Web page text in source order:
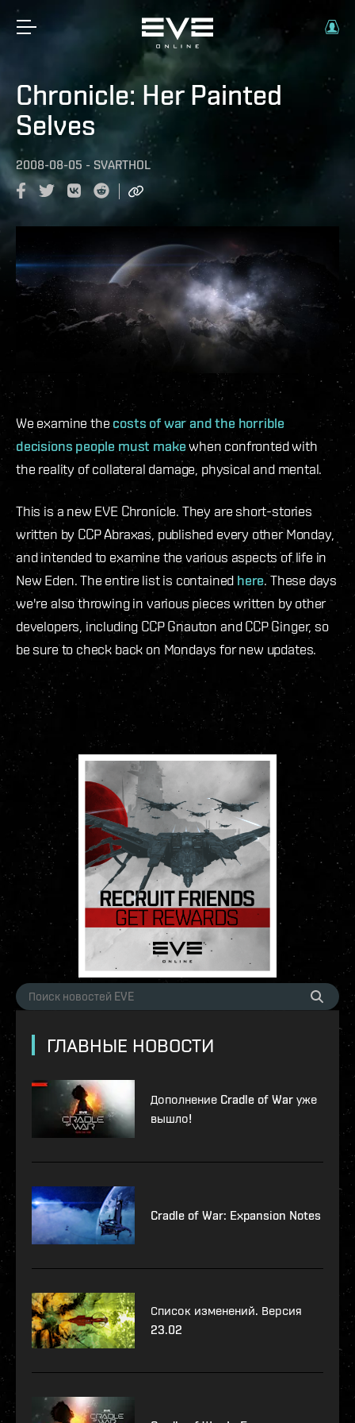
Chronicle: Her Painted
Selves
2008-08-05 - SVARTHOL
We examine thecosts of war and the horrible
decisions people must makewhen confronted with
the reality of collateral damage, physical and mental.
This is a new EVE Chronicle. They are short-stories
written by CCP Abraxas, published every other Monday,
and intended to examine the various aspects of life in
New Eden. The entire list is contained here. These days
we're also throwing in various pieces written by other
developers, including CCP Gnauton and CCP Ginger, so
be sure to check back on Mondays for new updates.
ГЛАВНЫЕ НОВОСТИ
Дополнение Cradle of War уже
вышло!
Cradle of War: Expansion Notes
Список изменений. Версия
23.02